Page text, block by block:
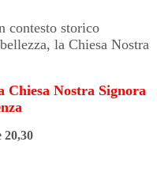
contesto storico
la Chiesa Nostra
Chiesa Nostra Signora
20,30